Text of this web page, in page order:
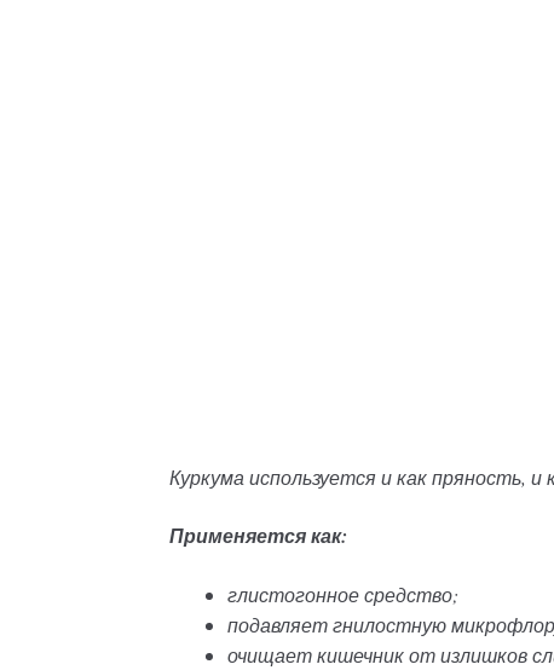
Куркума используется и как пряность,
Применяется как:
глистогонное средство;
подавляет гнилостную
очищает кишечник от излишков